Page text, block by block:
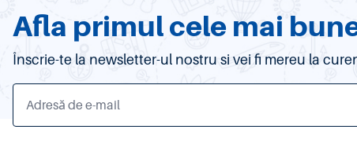
Afla primul cele mai
Înscrie-te la newsletter-ul nostru si vei fi mereu la